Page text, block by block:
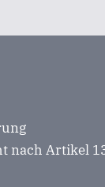
Artikel